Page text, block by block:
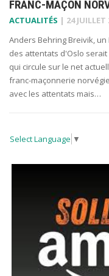
FRANC-MAÇON
ACTUALITÉS | 24 JUILLET
Anders Behring Breivik,
des attentats d'Oslo
qui circule sur le net
franc-maçonnerie
avec les attentats mais…
Select Language ▼